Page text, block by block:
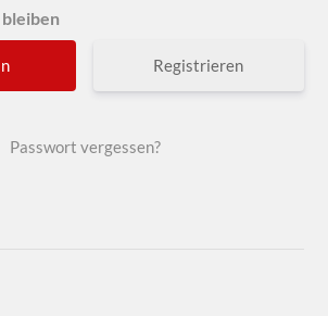
Registrieren
Passwort vergessen?